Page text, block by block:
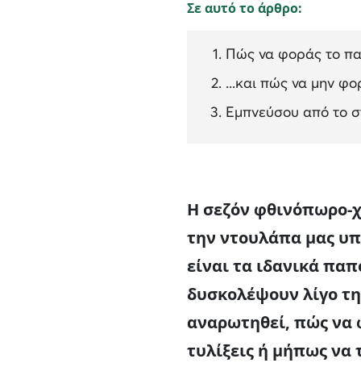
Σε αυτό το άρθρο:
Πώς να φοράς το
...και πώς να μην
Εμπνεύσου από το
Η σεζόν φθινόπωρο-
την ντουλάπα μας
είναι τα ιδανικά
δυσκολέψουν λίγο
αναρωτηθεί, πώς να
τυλίξεις ή μήπως να